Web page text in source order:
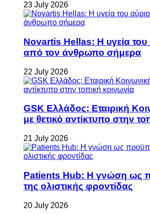
23 July 2026
Novartis Hellas: Η υγεία του
από τον άνθρωπο σήμερα
22 July 2026
GSK Ελλάδος: Εταιρική
με θετικό αντίκτυπο στην
21 July 2026
Patients Hub: Η γνώση ως
της ολιστικής φροντίδας
20 July 2026